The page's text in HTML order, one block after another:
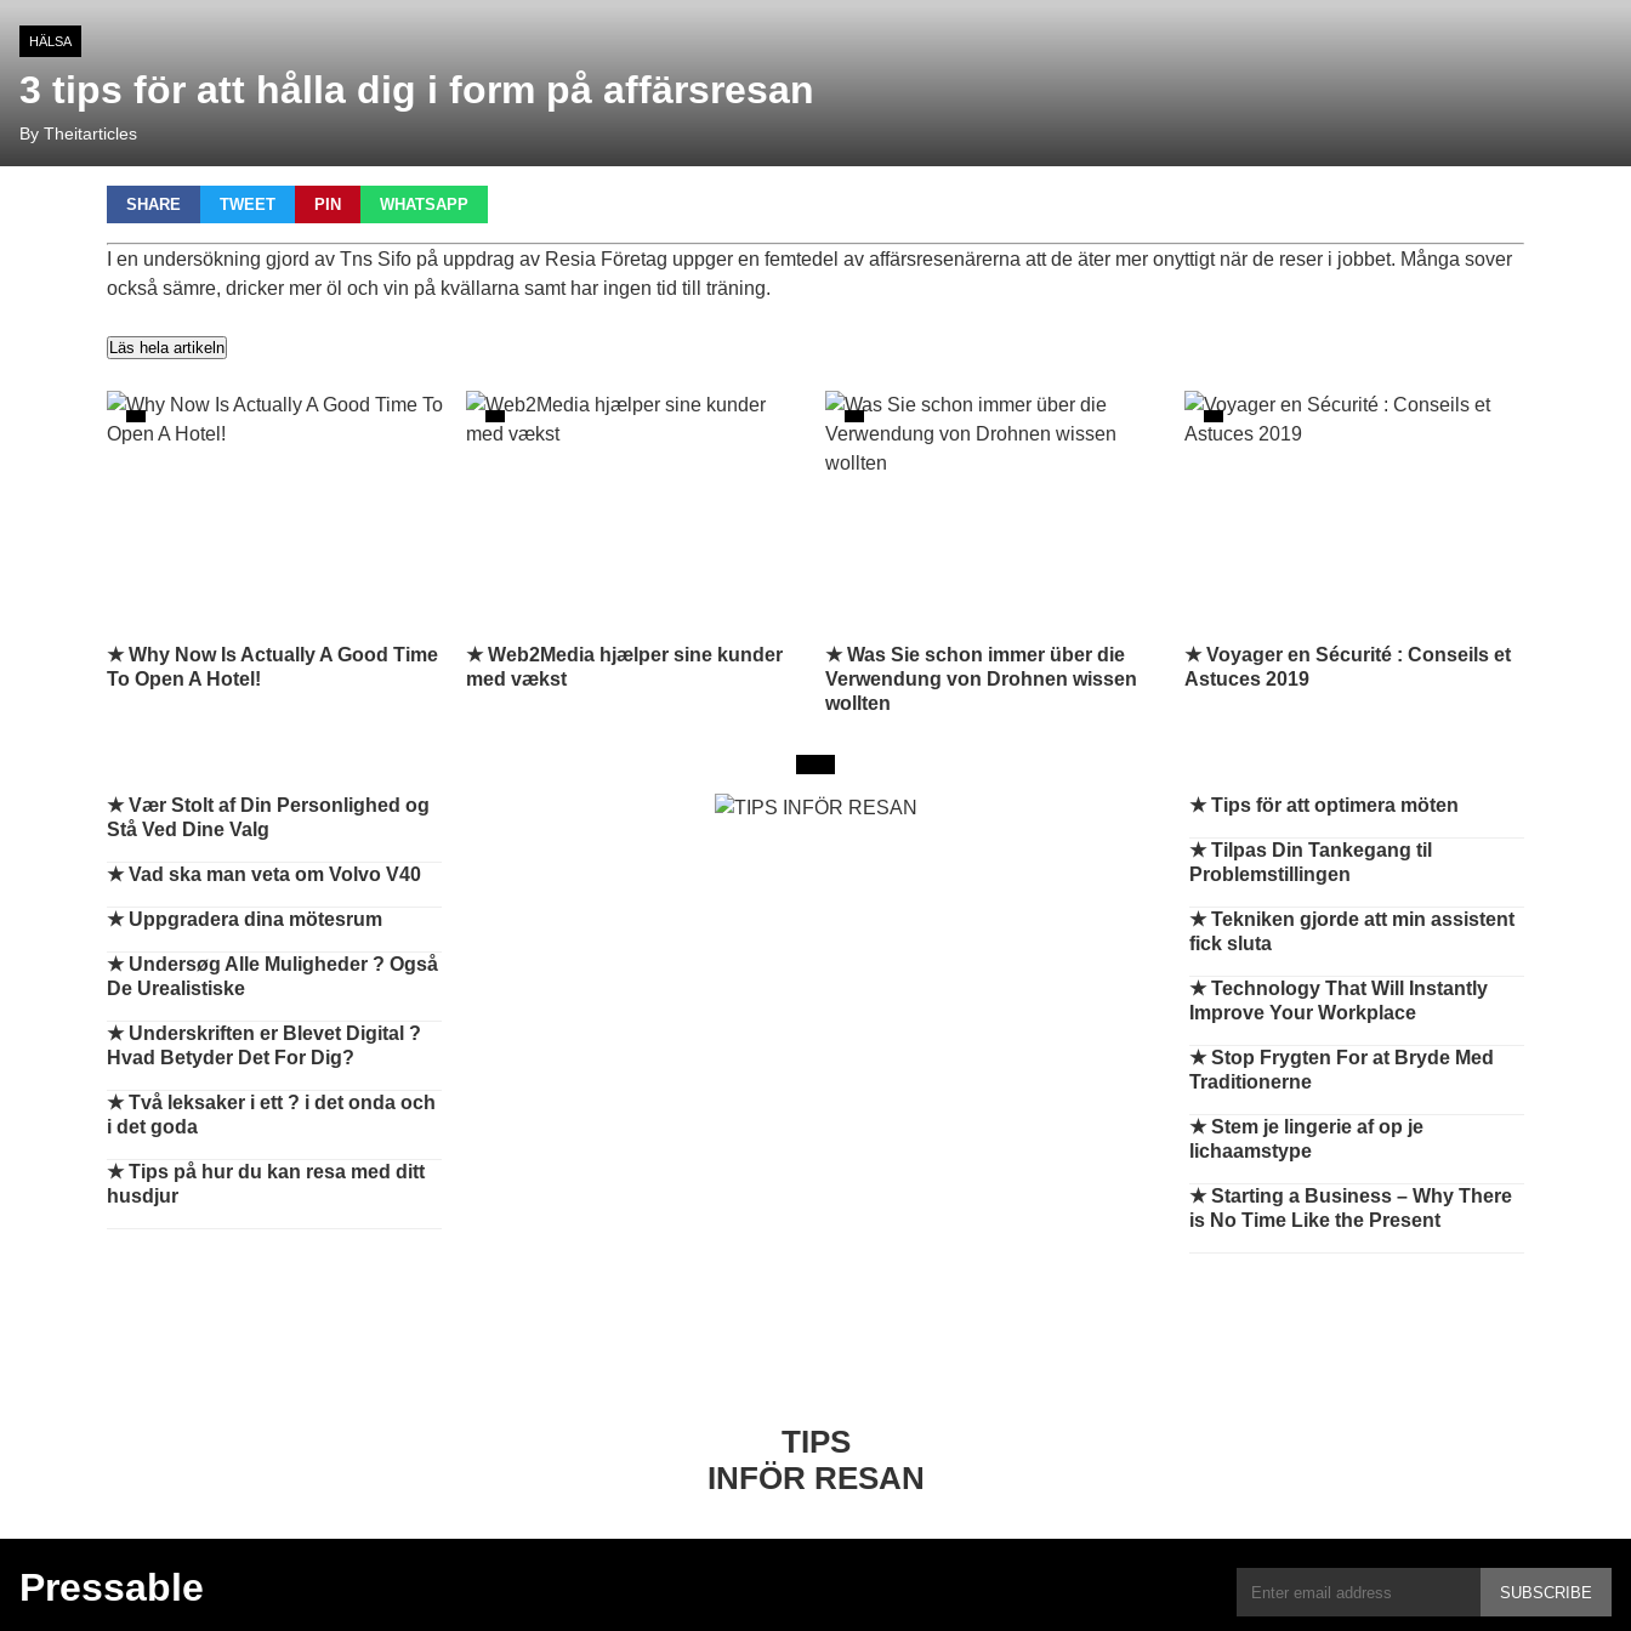
HÄLSA
3 tips för att hålla dig i form på affärsresan
By Theitarticles
SHARE TWEET PIN WHATSAPP
I en undersökning gjord av Tns Sifo på uppdrag av Resia Företag uppger en femtedel av affärsresenärerna att de äter mer onyttigt när de reser i jobbet. Många sover
också sämre, dricker mer öl och vin på kvällarna samt har ingen tid till träning.
Läs hela artikeln
★ Why Now Is Actually A Good Time
To Open A Hotel!
★ Web2Media hjælper sine kunder
med vækst
★ Was Sie schon immer über die
Verwendung von Drohnen wissen
wollten
★ Voyager en Sécurité : Conseils et
Astuces 2019
★Vær Stolt af Din Personlighed og
Stå Ved Dine Valg
★Vad ska man veta om Volvo V40
★ Uppgradera dina mötesrum
★ Undersøg Alle Muligheder ? Også
De Urealistiske
★ Underskriften er Blevet Digital ?
Hvad Betyder Det For Dig?
★Två leksaker i ett ? i det onda och
i det goda
★Tips på hur du kan resa med ditt
husdjur
TIPS
INFÖR RESAN
★Tips för att optimera möten
★Tilpas Din Tankegang til
Problemstillingen
★Tekniken gjorde att min assistent
fick sluta
★Technology That Will Instantly
Improve Your Workplace
★Stop Frygten For at Bryde Med
Traditionerne
★Stem je lingerie af op je
lichaamstype
★Starting a Business – Why There
is No Time Like the Present
Pressable SUBSCRIBE